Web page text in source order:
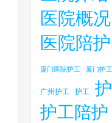
医院概况
医院陪护
厦门医院护工 厦门护工
广州护工 护工
护工陪护